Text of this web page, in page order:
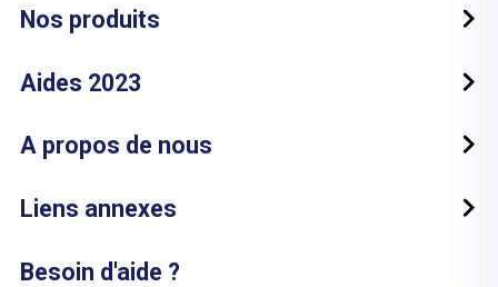
Nos produits
Aides 2023
A propos de nous
Liens annexes
Besoin d'aide ?